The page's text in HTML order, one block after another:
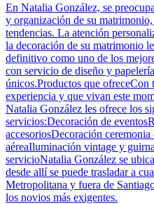
En Natalia González, se
y organización de su
tendencias. La atención
la decoración de su matrimonio
definitivo como uno de los
con servicio de diseño y
únicos.Productos que ofreceCon
experiencia y que vivan este
Natalia González les ofrece los
servicios:Decoración de
accesoriosDecoración
aéreaIluminación vintage y
servicioNatalia González se
desde allí se puede trasladar a
Metropolitana y fuera de
los novios más exigentes.